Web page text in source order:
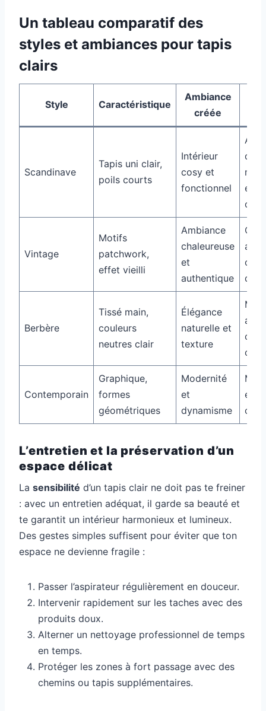
Un tableau comparatif des
styles et ambiances pour tapis
clairs
Style Caractéristique
Ambiance
créée
Scandinave
Tapis uni clair,
poils courts
Intérieur
cosy et
fonctionnel
des
en
clair
Vintage
Motifs
patchwork,
effet vieilli
Ambiance
chaleureuse
et
authentique
Berbère
Tissé main,
couleurs
neutres clair
Élégance
naturelle et
texture
Contemporain
Graphique,
formes
géométriques
Modernité
et
dynamisme
en
ou
L’entretien et la préservation d’un
espace délicat
La sensibilité d’un tapis clair ne doit pas te freiner
: avec un entretien adéquat, il garde sa beauté et
te garantit un intérieur harmonieux et lumineux.
Des gestes simples suffisent pour éviter que ton
espace ne devienne fragile :
Passer l’aspirateur régulièrement en douceur.
Intervenir rapidement sur les taches avec des
produits doux.
Alterner un nettoyage professionnel de temps
en temps.
Protéger les zones à fort passage avec des
chemins ou tapis supplémentaires.